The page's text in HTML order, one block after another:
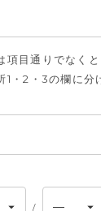
項目通りでなく
・2・3の欄に分